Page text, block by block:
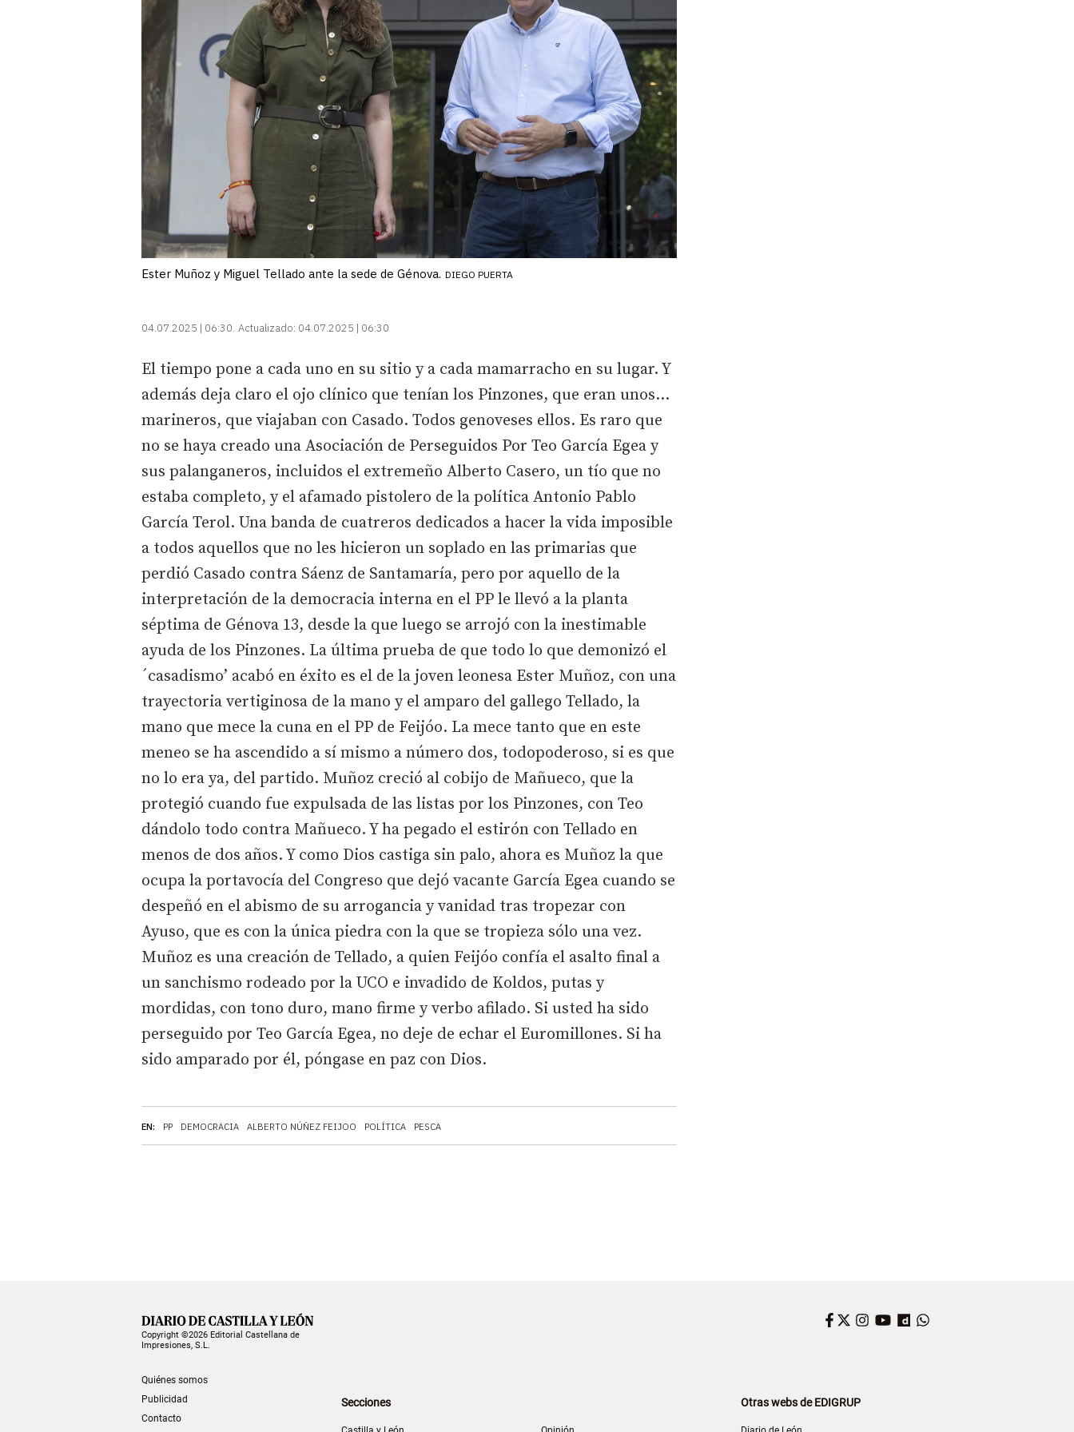
Ester Muñoz y Miguel Tellado ante la sede de Génova. DIEGO PUERTA
04.07.2025 | 06:30 Actualizado: 04.07.2025 | 06:30
EN: PP DEMOCRACIA ALBERTO NÚÑEZ FEIJOO POLÍTICA PESCA
El tiempo pone a cada uno en su sitio y a cada mamarracho en su lugar. Y
además deja claro el ojo clínico que tenían los Pinzones, que eran unos...
marineros, que viajaban con Casado. Todos genoveses ellos. Es raro que
no se haya creado una Asociación de Perseguidos Por Teo García Egea y
sus palanganeros, incluidos el extremeño Alberto Casero, un tío que no
estaba completo, y el afamado pistolero de la política Antonio Pablo
García Terol. Una banda de cuatreros dedicados a hacer la vida imposible
a todos aquellos que no les hicieron un soplado en las primarias que
perdió Casado contra Sáenz de Santamaría, pero por aquello de la
interpretación de la democracia interna en el PP le llevó a la planta
séptima de Génova 13, desde la que luego se arrojó con la inestimable
ayuda de los Pinzones. La última prueba de que todo lo que demonizó el
´casadismo’ acabó en éxito es el de la joven leonesa Ester Muñoz, con una
trayectoria vertiginosa de la mano y el amparo del gallego Tellado, la
mano que mece la cuna en el PP de Feijóo. La mece tanto que en este
meneo se ha ascendido a sí mismo a número dos, todopoderoso, si es que
no lo era ya, del partido. Muñoz creció al cobijo de Mañueco, que la
protegió cuando fue expulsada de las listas por los Pinzones, con Teo
dándolo todo contra Mañueco. Y ha pegado el estirón con Tellado en
menos de dos años. Y como Dios castiga sin palo, ahora es Muñoz la que
ocupa la portavocía del Congreso que dejó vacante García Egea cuando se
despeñó en el abismo de su arrogancia y vanidad tras tropezar con
Ayuso, que es con la única piedra con la que se tropieza sólo una vez.
Muñoz es una creación de Tellado, a quien Feijóo confía el asalto final a
un sanchismo rodeado por la UCO e invadido de Koldos, putas y
mordidas, con tono duro, mano firme y verbo afilado. Si usted ha sido
perseguido por Teo García Egea, no deje de echar el Euromillones. Si ha
sido amparado por él, póngase en paz con Dios.
Copyright ©2026 Editorial Castellana de
Impresiones, S.L.
Quiénes somos
Publicidad
Contacto
Facebook
Twitter
Instagram
YouTube
Dailymotion
Secciones Otras webs de EDIGRUP